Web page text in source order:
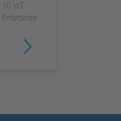
10 IoT
Enterprise